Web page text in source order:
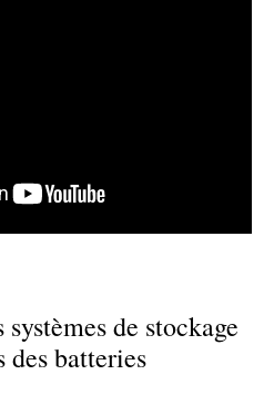
de stockage
des batteries